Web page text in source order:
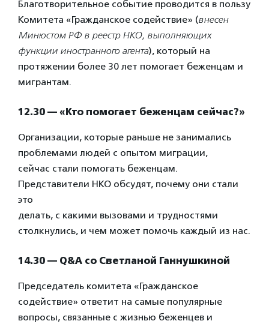
Благотворительное событие проводится в пользу
Комитета «Гражданское содействие» (внесен
Минюстом РФ в реестр НКО, выполняющих
функции иностранного агента), который на
протяжении более 30 лет помогает беженцам и
мигрантам.
12.30 — «Кто помогает беженцам сейчас?»
Организации, которые раньше не занимались
проблемами людей с опытом миграции,
сейчас стали помогать беженцам.
Представители НКО обсудят, почему они стали
это
делать, с какими вызовами и трудностями
столкнулись, и чем может помочь каждый из нас.
14.30 — Q&A со Светланой Ганнушкиной
Председатель комитета «Гражданское
содействие» ответит на самые популярные
вопросы, связанные с жизнью беженцев и